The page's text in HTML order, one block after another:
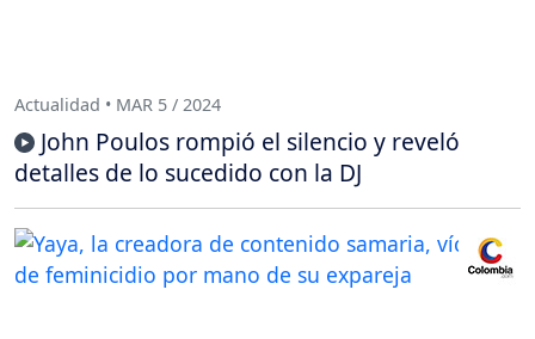
Actualidad • MAR 5 / 2024
John Poulos rompió el silencio y reveló
detalles de lo sucedido con la DJ